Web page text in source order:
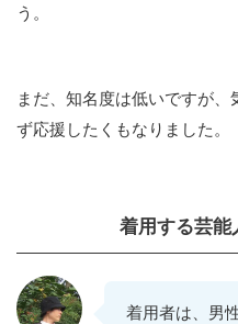
う。
まだ、知名度は低いですが
ず応援したくもなりました。
着用する芸能
着用者は、男